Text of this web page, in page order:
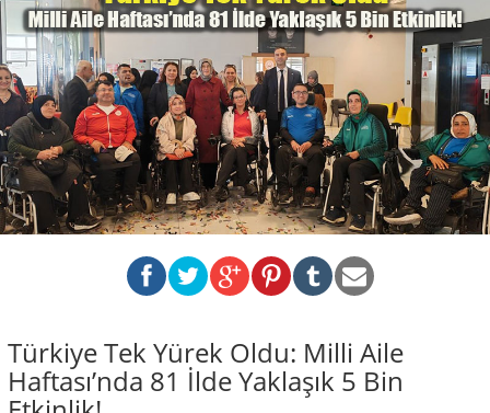
Türkiye Tek Yürek Oldu: Milli Aile
Haftası’nda 81 İlde Yaklaşık 5 Bin